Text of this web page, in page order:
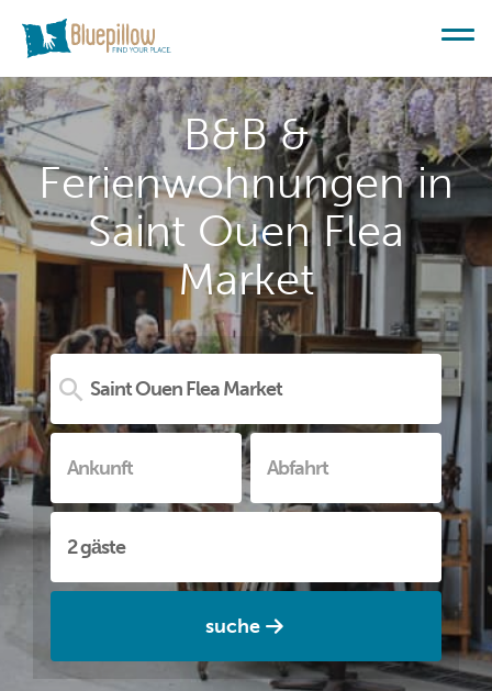
B&B &
Ferienwohnungen in
Saint Ouen Flea
Market
suche